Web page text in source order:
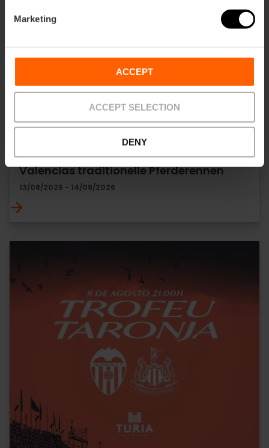
Marketing
ACCEPT
ACCEPT SELECTION
DENY
Die „Corregudes de Joies“ beginnen:
Valencias traditionelle Pferderennen
13/08/2026 - 14/08/2026